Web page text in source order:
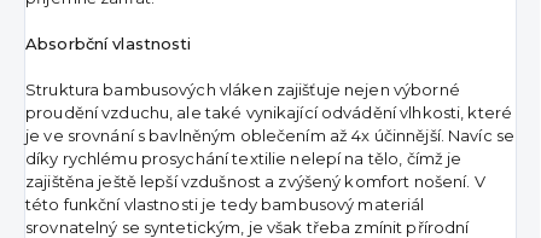
Absorbční vlastnosti
Struktura bambusových vláken zajišťuje nejen výborné
proudění vzduchu, ale také vynikající odvádění vlhkosti, které
je ve srovnání s bavlněným oblečením až 4x účinnější. Navíc se
díky rychlému prosychání textilie nelepí na tělo, čímž je
zajištěna ještě lepší vzdušnost a zvýšený komfort nošení. V
této funkční vlastnosti je tedy bambusový materiál
srovnatelný se syntetickým, je však třeba zmínit přírodní